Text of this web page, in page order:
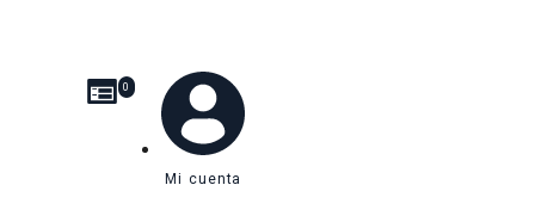
0
Mi cuenta